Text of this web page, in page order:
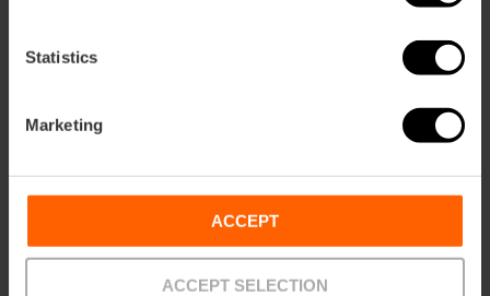
Statistics
Marketing
ACCEPT
ACCEPT SELECTION